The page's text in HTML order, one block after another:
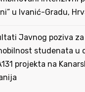
u Ivanić-Gradu,
Javnog poziva za
studenata u
projekta na